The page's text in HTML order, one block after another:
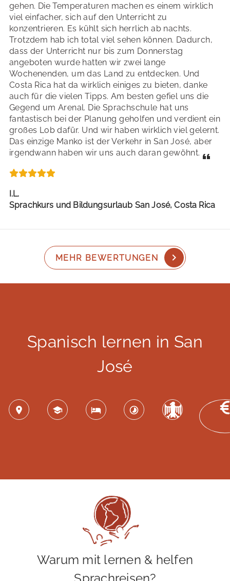
gehen. Die Temperaturen machen es einem wirklich
viel einfacher, sich auf den Unterricht zu
konzentrieren. Es kühlt sich herrlich ab nachts.
Trotzdem hab ich total viel sehen können. Dadurch,
dass der Unterricht nur bis zum Donnerstag
angeboten wurde hatten wir zwei lange
Wochenenden, um das Land zu entdecken. Und
Costa Rica hat da wirklich einiges zu bieten, danke
auch für die vielen Tipps. Am besten gefiel uns die
Gegend um Arenal. Die Sprachschule hat uns
fantastisch bei der Planung geholfen und verdient ein
großes Lob dafür. Und wir haben wirklich viel gelernt.
Das einzige Manko ist der Verkehr in San José, aber
irgendwann haben wir uns auch daran gewöhnt.
I.L.
Sprachkurs und Bildungsurlaub San José, Costa Rica
MEHR BEWERTUNGEN
Spanisch lernen in San
José
Warum mit lernen & helfen
Sprachreisen?